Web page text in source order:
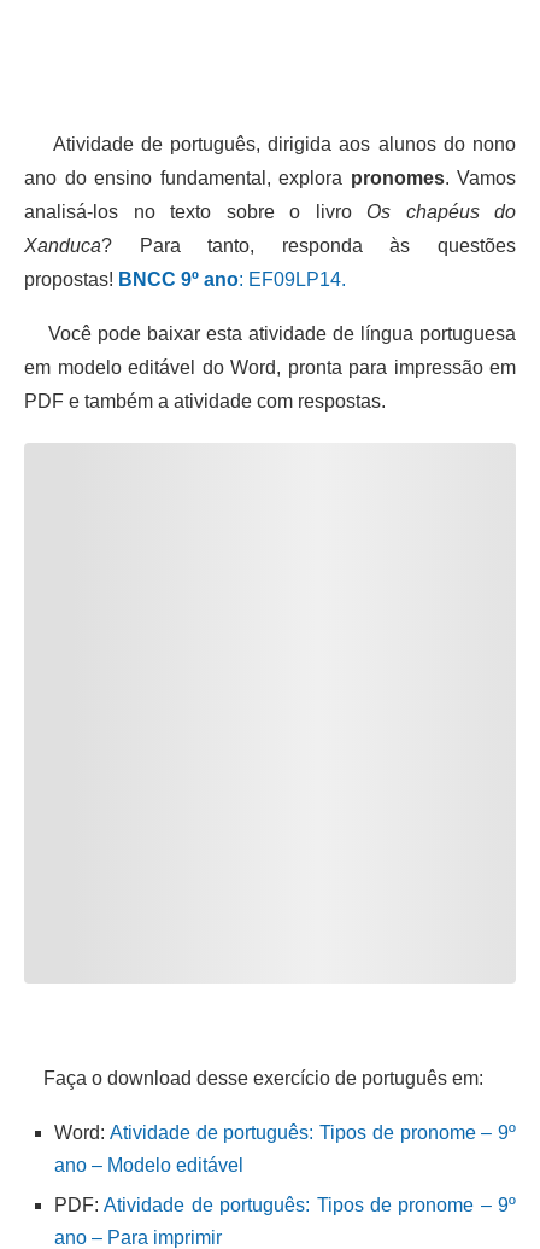
Atividade de português, dirigida aos alunos do nono
ano do ensino fundamental, explora pronomes. Vamos
analisá-los no texto sobre o livro Os chapéus do
Xanduca? Para tanto, responda às questões
propostas! BNCC 9º ano: EF09LP14.
Você pode baixar esta atividade de língua portuguesa
em modelo editável do Word, pronta para impressão em
PDF e também a atividade com respostas.
Faça o download desse exercício de português em:
Word: Atividade de português: Tipos de pronome – 9º
ano – Modelo editável
PDF:Atividade de português: Tipos de pronome – 9º
ano – Para imprimir